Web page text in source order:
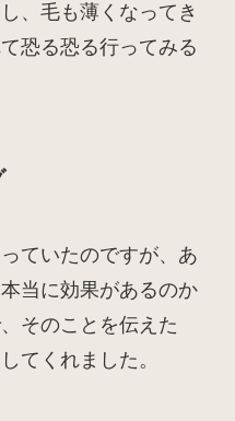
、毛も薄くなってき
恐る恐る行ってみる
ていたのですが、あ
当に効果があるのか
そのことを伝えた
てくれました。